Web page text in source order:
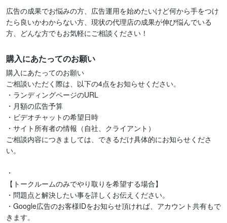
広告の成果でお悩みの方、広告運用を始めたいけど何から手をつけ
たら良いかわからない方、現状の代理店の成果が伸び悩んでいる
方、どんな方でもお気軽にご相談ください！
購入にあたってのお願い
購入にあたってのお願い
ご相談いただく際は、以下の4点をお知らせください。
・ランディングページのURL
・月額の広告予算
・ビデオチャットの希望日時
・サイト所有者の情報（自社、クライアント）
ご相談内容につきましては、できるだけ具体的にお知らせくださ
い。
・
【トークルームのみでやり取りを希望する場合】
・問題点と解決したい事を詳しくお伝えください。
・Google広告のお客様IDをお知らせ頂ければ、アカウント共有もで
きます。